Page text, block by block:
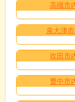
高槻市
泉大津
吹田市
豊中市